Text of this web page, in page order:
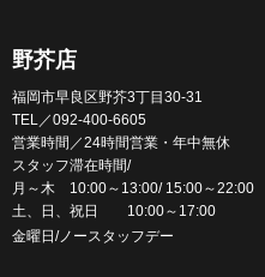
野芥店
福岡市早良区野芥3丁目30-31
TEL／092-400-6605
営業時間／24時間営業・年中無休
スタッフ滞在時間/
月～木 10:00～13:00/ 15:00～22:00
土、日、祝日 10:00～17:00
金曜日/ノースタッフデー